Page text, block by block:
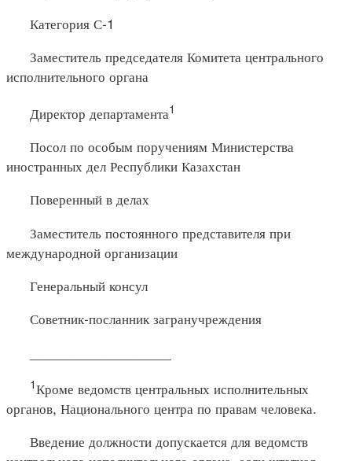
Категория С-1
Заместитель председателя Комитета центрального
исполнительного органа
Директор департамента1
Посол по особым поручениям Министерства
иностранных дел Республики Казахстан
Поверенный в делах
Заместитель постоянного представителя при
международной организации
Генеральный консул
Советник-посланник загранучреждения
1Кроме ведомств центральных исполнительных
органов, Национального центра по правам человека.
Введение должности допускается для ведомств